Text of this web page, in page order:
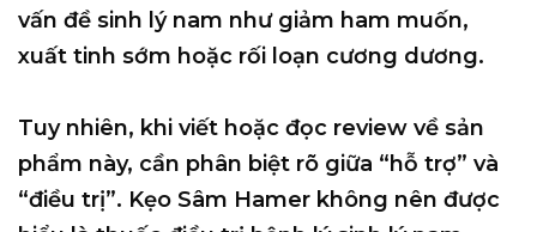
vấn đề sinh lý nam như giảm ham muốn,
xuất tinh sớm hoặc rối loạn cương dương.
Tuy nhiên, khi viết hoặc đọc review về sản
phẩm này, cần phân biệt rõ giữa “hỗ trợ” và
“điều trị”. Kẹo Sâm Hamer không nên được